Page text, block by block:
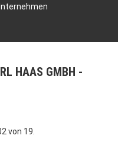
HAAS GMBH
von 19.